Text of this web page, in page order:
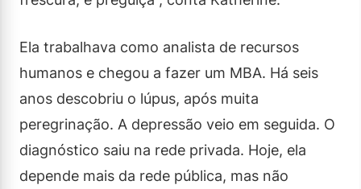
Ela trabalhava como analista de recursos
humanos e chegou a fazer um MBA. Há seis
anos descobriu o lúpus, após muita
peregrinação. A depressão veio em seguida. O
diagnóstico saiu na rede privada. Hoje, ela
depende mais da rede pública, mas não